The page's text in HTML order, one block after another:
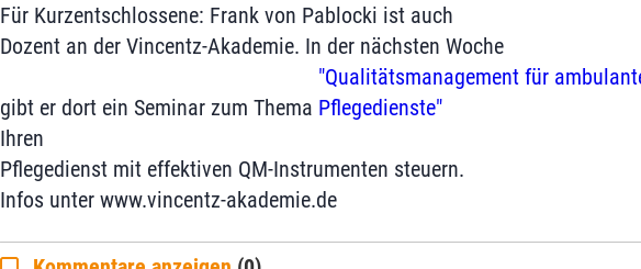
Für Kurzentschlossene: Frank von Pablocki ist auch
Dozent an der Vincentz-Akademie. In der nächsten Woche
gibt er dort ein Seminar zum Thema
"Qualitätsmanagement für
Pflegedienste"
Ihren
Pflegedienst mit effektiven QM-Instrumenten steuern.
Infos unter www.vincentz-akademie.de